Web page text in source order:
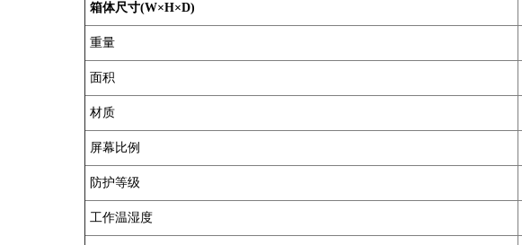
箱体尺寸(W×H×D)
重量
面积
材质
屏幕比例
防护等级
工作温湿度